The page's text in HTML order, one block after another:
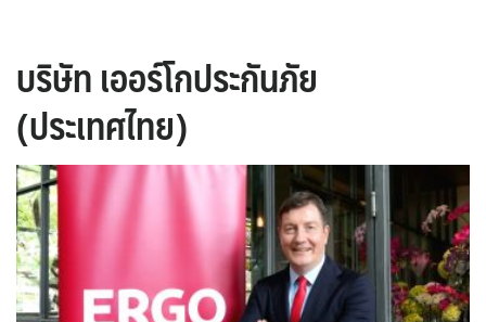
บริษัท เออร์โกประกันภัย
(ประเทศไทย)